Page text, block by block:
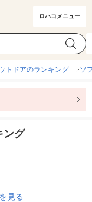
ロハコメニュー
カテゴリ選択
トドアのランキング ソ
ング
見る